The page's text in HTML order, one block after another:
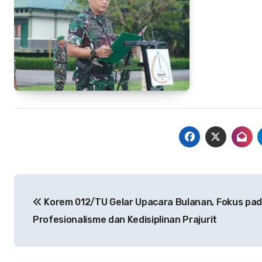
pos Korem 012/TU Gelar Upacara Bulanan, Fokus
Profesionalisme dan Kedisiplinan Prajurit